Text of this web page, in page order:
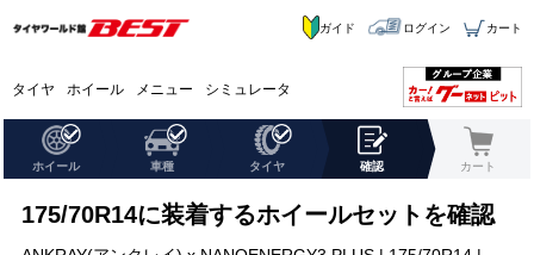
タイヤ ホイール メニュー シミュレータ
ガイド ログイン カート
ホイール 車種 タイヤ 確認 カート
175/70R14に装着するホイールセットを確認